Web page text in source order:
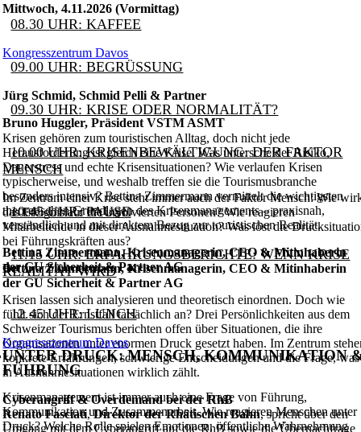
Mittwoch, 4.11.2026 (Vormittag)
08.30 UHR: KAFFEE
Kongresszentrum Davos
09.00 UHR: BEGRÜSSUNG
Jürg Schmid, Schmid Pelli & Partner
Bruno Huggler, Präsident VSTM ASMT
09.30 UHR: KRISE ODER NORMALITÄT?
Krisen gehören zum touristischen Alltag, doch nicht jede
Herausforderung ist gleich eine Krise. Was unterscheidet Risiko,
Dauerstress und echte Krisensituationen? Wie verlaufen Krisen
typischerweise, und weshalb treffen sie die Tourismusbranche
besonders intensiv? Bettina Zimmermann vermittelt die wichtigsten
theoretischen Grundlagen des Krisenmanagements – praxisnah,
verständlich und mit direktem Bezug zur touristischen Realität.
Bettina Zimmermann, Krisenmanagerin, CEO & Mitinhaberin
der GU Sicherheit & Partner AG
10.00 UHR: KRISENBEWÄLTIGUNG: DER FAKTOR
MENSCH
Im Zentrum einer Krise steht immer auch der Faktor Mensch: Wie
das Ereignis auf die involvierten Personen? Wie reagieren
Mitarbeitende in dieser Ausnahmesituation? Was löst die
bei Führungskräften aus?
Bettina Zimmermann, Krisenmanagerin, CEO & Mitinhaberin
der GU Sicherheit & Partner AG
10.45 UHR: PAUSE
11.15 UHR: ERFAHRUNGSBERICHTE: WENN KRISE
REALITÄT WIRD
Krisen lassen sich analysieren und theoretisch einordnen. Doch wie
fühlt sich der Ernstfall tatsächlich an? Drei Persönlichkeiten aus dem
Schweizer Tourismus berichten offen über Situationen, die ihre
Organisationen unter enormen Druck gesetzt haben. Im Zentrum
konkrete Erfahrungen, schwierige Entscheidungen und die Frage, was
in Ausnahmesituationen wirklich zählt.
Cyberangriff & Overdemand bei der RhB
Renato Fasciati,Direktor der Rhätischen Bahn, spricht über den
Umgang mit dem Cyberangriff auf die RhB sowie die Übernachfrage
12.45 UHR: LUNCH
Kongresszentrum Davos
UNTER DRUCK: MENSCH, KOMMUNIKATION
FÜHRUNG
Krisenmanagement ist immer auch eine Frage von Führung,
Kommunikation und Zusammenarbeit. Wie reagieren Menschen unter
Druck? Welche Rolle spielen Emotionen, öffentliche Wahrnehmung